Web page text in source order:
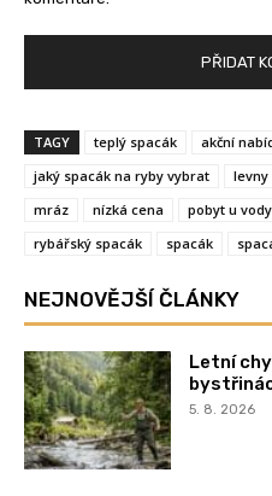
TAGY teplý spacák akční
jaký spacák na ryby vybrat
levny
mráz
nízká cena pobyt u vody
rybářský spacák
spacák
NEJNOVĚJŠÍ ČLÁNKY
Letní
5. 8. 2026